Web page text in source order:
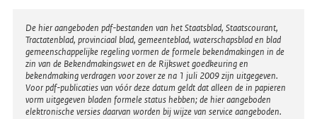
Disclaimer
De hier aangeboden pdf-bestanden van het Staatsblad, Staatscourant,
Tractatenblad, provinciaal blad, gemeenteblad, waterschapsblad en blad
gemeenschappelijke regeling vormen de formele bekendmakingen in de
zin van de Bekendmakingswet en de Rijkswet goedkeuring en
bekendmaking verdragen voor zover ze na 1 juli 2009 zijn uitgegeven.
Voor pdf-publicaties van vóór deze datum geldt dat alleen de in papieren
vorm uitgegeven bladen formele status hebben; de hier aangeboden
elektronische versies daarvan worden bij wijze van service aangeboden.